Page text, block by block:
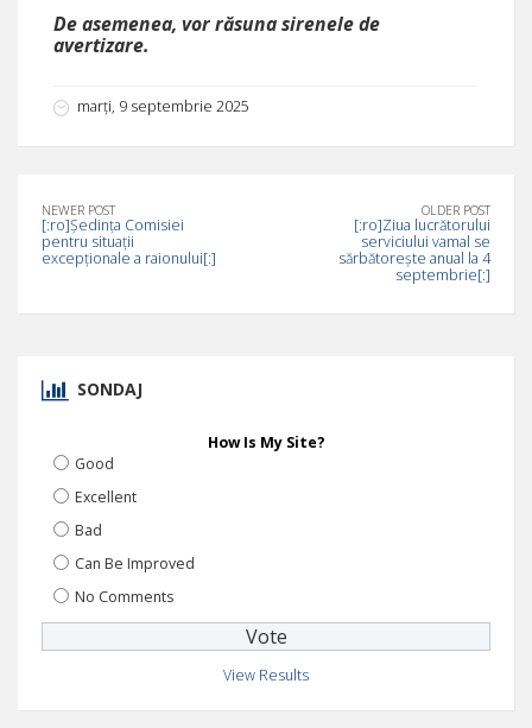
De asemenea, vor răsuna sirenele de
avertizare.
marți, 9 septembrie 2025
NEWER POST
[:ro]Ședința Comisiei
pentru situații
excepționale a raionului[:]
OLDER POST
[:ro]Ziua lucrătorului
serviciului vamal se
sărbătorește anual la 4
septembrie[:]
SONDAJ
How Is My Site?
Good
Excellent
Bad
Can Be Improved
No Comments
View Results